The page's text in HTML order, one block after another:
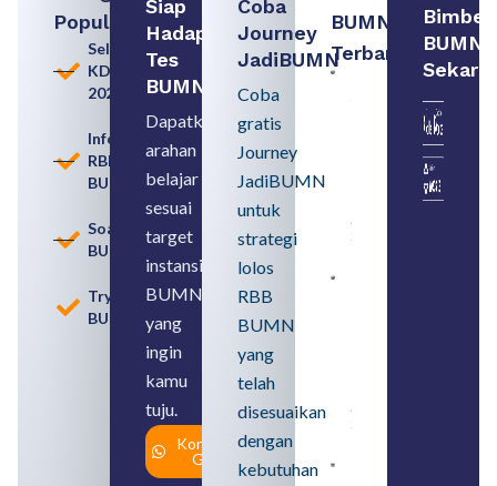
Populer
Seleksi
KDKMP
2026
Informasi
RBB
BUMN
Soal
BUMN
Tryout
BUMN
Siap
Hadapi
Tes
BUMN
Dapatkan
arahan
belajar
sesuai
target
instansi
BUMN
yang
ingin
kamu
tuju.
Konsultasi
Gratis
Coba
Journey
JadiBUMN
Coba
gratis
Journey
JadiBUMN
untuk
strategi
lolos
RBB
BUMN
yang
telah
disesuaikan
dengan
kebutuhan
BUMN
Terbaru:
Persiapan
Seleksi
Rekrutmen
Memahami
August 8,
2026
August 6,
2026
Bimbel
BUMN